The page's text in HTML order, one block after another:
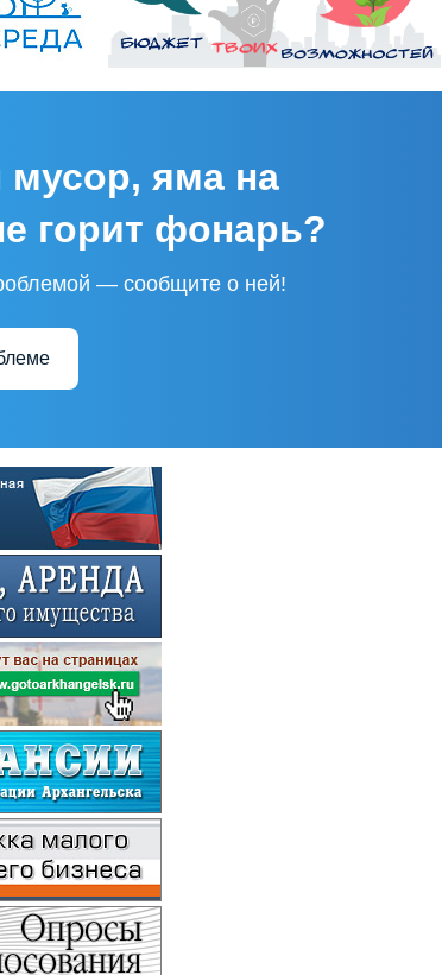
мусор, яма на
горит фонарь?
— сообщите о ней!